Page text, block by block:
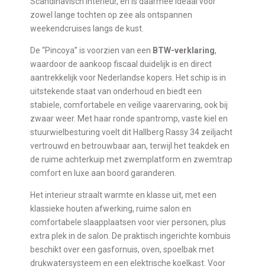
zowel lange tochten op zee als ontspannen
weekendcruises langs de kust.
De “Pincoya” is voorzien van een BTW-verklaring,
waardoor de aankoop fiscaal duidelijk is en direct
aantrekkelijk voor Nederlandse kopers. Het schip is in
uitstekende staat van onderhoud en biedt een
stabiele, comfortabele en veilige vaarervaring, ook bij
zwaar weer. Met haar ronde spantromp, vaste kiel en
stuurwielbesturing voelt dit Hallberg Rassy 34 zeiljacht
vertrouwd en betrouwbaar aan, terwijl het teakdek en
de ruime achterkuip met zwemplatform en zwemtrap
comfort en luxe aan boord garanderen.
Het interieur straalt warmte en klasse uit, met een
klassieke houten afwerking, ruime salon en
comfortabele slaapplaatsen voor vier personen, plus
extra plek in de salon. De praktisch ingerichte kombuis
beschikt over een gasfornuis, oven, spoelbak met
drukwatersysteem en een elektrische koelkast. Voor